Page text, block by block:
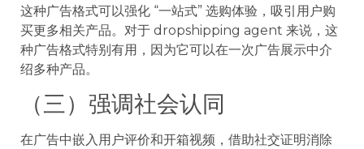
这种广告格式可以强化 “一站式” 选购体验，吸引用户购
买更多相关产品。对于 dropshipping agent 来说，这
种广告格式特别有用，因为它可以在一次广告展示中介
绍多种产品。
（三）强调社会认同
在广告中嵌入用户评价和开箱视频，借助社交证明消除